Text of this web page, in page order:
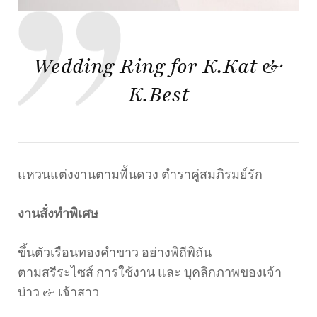
Wedding Ring for K.Kat &
K.Best
แหวนแต่งงานตามพื้นดวง ตำราคู่สมภิรมย์รัก
งานสั่งทำพิเศษ
ขึ้นตัวเรือนทองคำขาว อย่างพิถีพิถัน
ตามสรีระไซส์ การใช้งาน และ บุคลิกภาพของเจ้า
บ่าว & เจ้าสาว